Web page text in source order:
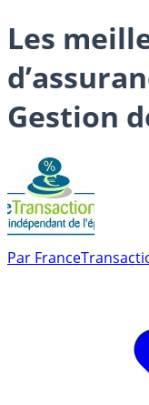
Les
Gestion
Par